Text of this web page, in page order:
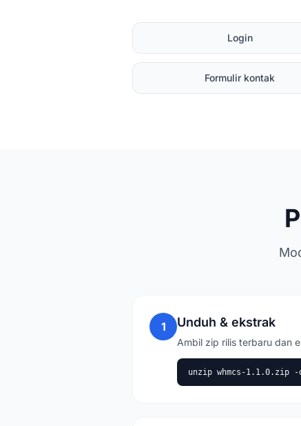
Login
Formulir kontak
1 Unduh & ekstrak
Ambil zip rilis terbaru dan
unzip whmcs-1.1.0.zip